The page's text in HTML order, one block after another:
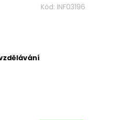
Kód: INF03196